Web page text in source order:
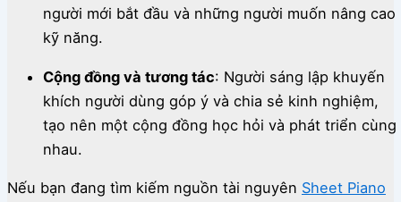
người mới bắt đầu và những người muốn nâng cao
kỹ năng.
Cộng đồng và tương tác: Người sáng lập khuyến
khích người dùng góp ý và chia sẻ kinh nghiệm,
tạo nên một cộng đồng học hỏi và phát triển cùng
nhau.
Nếu bạn đang tìm kiếm nguồn tài nguyên Sheet Piano